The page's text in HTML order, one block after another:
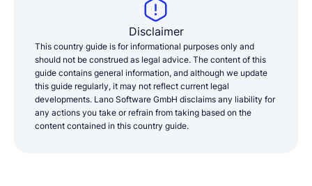
Disclaimer
This country guide is for informational purposes only and
should not be construed as legal advice. The content of this
guide contains general information, and although we update
this guide regularly, it may not reflect current legal
developments. Lano Software GmbH disclaims any liability for
any actions you take or refrain from taking based on the
content contained in this country guide.